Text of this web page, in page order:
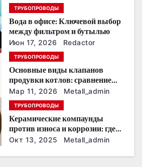
ТРУБОПРОВОДЫ
Вода в офисе: Ключевой выбор
между фильтром и бутылью
Июн 17, 2026 Redactor
ТРУБОПРОВОДЫ
Основные виды клапанов
продувки котлов: сравнение
устройств и характеристик
Мар 11, 2026 Metall_admin
ТРУБОПРОВОДЫ
Керамические компаунды
против износа и коррозии: где
они работают эффективнее
Окт 13, 2025 Metall_admin